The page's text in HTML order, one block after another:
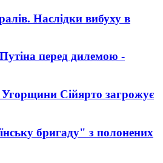
Наслідки вибуху в
перед дилемою -
Сійярто загрожує
бригаду" з полонених